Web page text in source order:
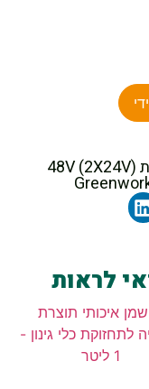
שתף את מכסחת דשא נטענת נדחפת 48V (2X24V)
לראות